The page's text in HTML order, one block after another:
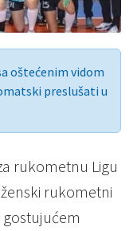
oštećenim vidom
preslušati u
rukometnu Ligu
rukometni
gostujućem